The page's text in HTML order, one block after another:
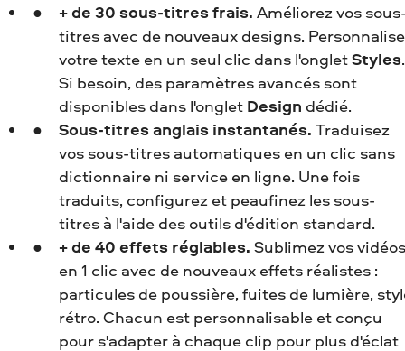
+ de 30 sous-titres frais. Améliorez vos
titres avec de nouveaux designs.
votre texte en un seul clic dans l'ongletStyles.
Si besoin, des paramètres avancés sont
disponibles dans l'onglet Design dédié.
Sous-titres anglais instantanés. Traduisez
vos sous-titres automatiques en un clic sans
dictionnaire ni service en ligne. Une fois
traduits, configurez et peaufinez les sous-
titres à l'aide des outils d'édition standard.
+ de 40 effets réglables. Sublimez vos vidéos
en 1 clic avec de nouveaux effets réalistes :
particules de poussière, fuites de lumière,
rétro. Chacun est personnalisable et conçu
pour s'adapter à chaque clip pour plus d'éclat